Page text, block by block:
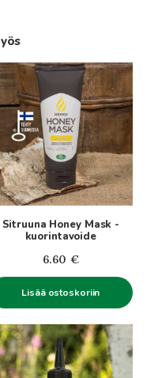
Sitruuna Honey Mask -
kuorintavoide
6.60 €
Lisää ostoskoriin